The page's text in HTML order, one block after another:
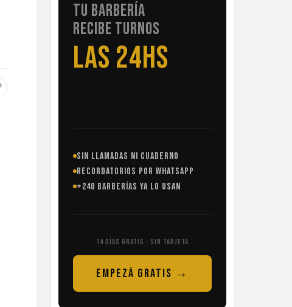
TU BARBERÍA
RECIBE TURNOS
LAS 24HS
SIN LLAMADAS NI CUADERNO
RECORDATORIOS POR WHATSAPP
+240 BARBERÍAS YA LO USAN
14 DÍAS GRATIS · SIN TARJETA
EMPEZÁ GRATIS →